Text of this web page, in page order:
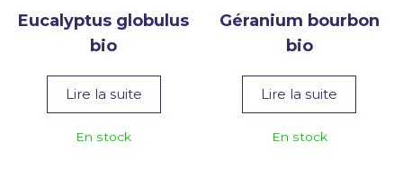
Eucalyptus globulus
bio
Lire la suite
En stock
Géranium bourbon
bio
Lire la suite
En stock